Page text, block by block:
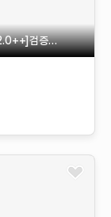
검증된이력